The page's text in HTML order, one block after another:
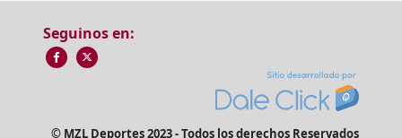
Seguinos en:
© MZL Deportes 2023 - Todos los derechos Reservados